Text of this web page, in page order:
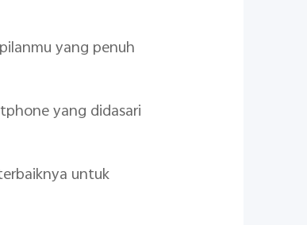
yang penuh
yang didasari
untuk